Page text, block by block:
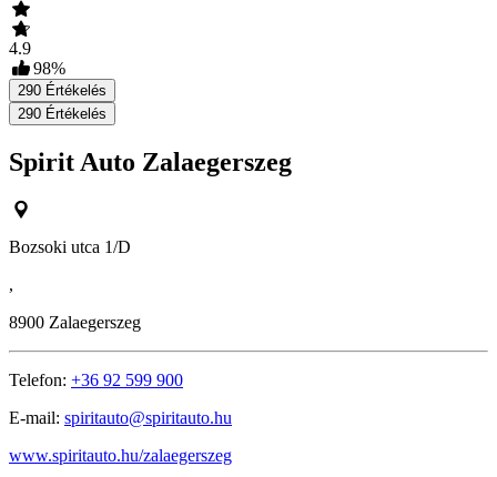
4.9
98%
290 Értékelés
290 Értékelés
Spirit Auto Zalaegerszeg
Bozsoki utca 1/D
,
8900 Zalaegerszeg
Telefon: +36 92 599 900
E-mail: spiritauto@spiritauto.hu
www.spiritauto.hu/zalaegerszeg